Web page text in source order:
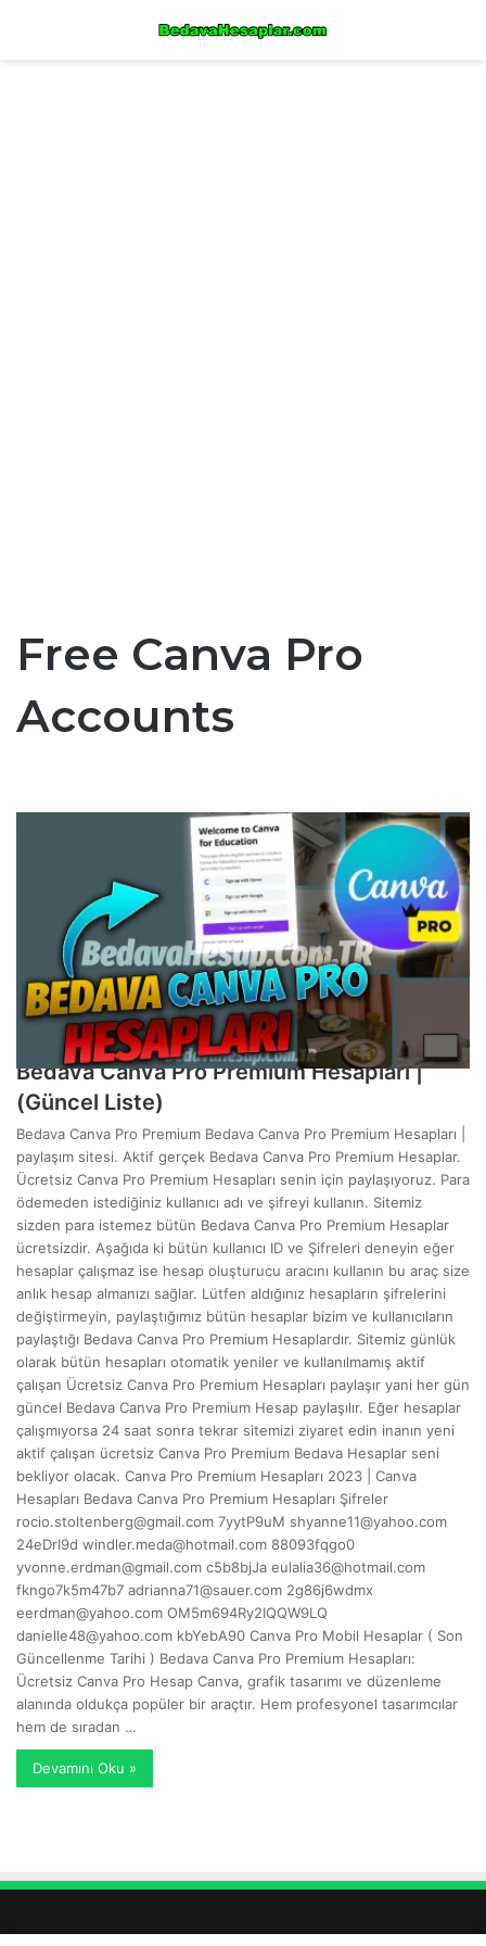
Free Canva Pro
Accounts
Mart 7, 2024
Bedava Canva Pro Premium Hesapları |
(Güncel Liste)
Bedava Canva Pro Premium Bedava Canva Pro Premium Hesapları |
paylaşım sitesi. Aktif gerçek Bedava Canva Pro Premium Hesaplar.
Ücretsiz Canva Pro Premium Hesapları senin için paylaşıyoruz. Para
ödemeden istediğiniz kullanıcı adı ve şifreyi kullanın. Sitemiz
sizden para istemez bütün Bedava Canva Pro Premium Hesaplar
ücretsizdir. Aşağıda ki bütün kullanıcı ID ve Şifreleri deneyin eğer
hesaplar çalışmaz ise hesap oluşturucu aracını kullanın bu araç size
anlık hesap almanızı sağlar. Lütfen aldığınız hesapların şifrelerini
değiştirmeyin, paylaştığımız bütün hesaplar bizim ve kullanıcıların
paylaştığı Bedava Canva Pro Premium Hesaplardır. Sitemiz günlük
olarak bütün hesapları otomatik yeniler ve kullanılmamış aktif
çalışan Ücretsiz Canva Pro Premium Hesapları paylaşır yani her gün
güncel Bedava Canva Pro Premium Hesap paylaşılır. Eğer hesaplar
çalışmıyorsa 24 saat sonra tekrar sitemizi ziyaret edin inanın yeni
aktif çalışan ücretsiz Canva Pro Premium Bedava Hesaplar seni
bekliyor olacak. Canva Pro Premium Hesapları 2023 | Canva
Hesapları Bedava Canva Pro Premium Hesapları Şifreler
rocio.stoltenberg@gmail.com 7yytP9uM shyanne11@yahoo.com
24eDrI9d windler.meda@hotmail.com 88093fqgo0
yvonne.erdman@gmail.com c5b8bjJa eulalia36@hotmail.com
fkngo7k5m47b7 adrianna71@sauer.com 2g86j6wdmx
eerdman@yahoo.com OM5m694Ry2IQQW9LQ
danielle48@yahoo.com kbYebA90 Canva Pro Mobil Hesaplar ( Son
Güncellenme Tarihi ) Bedava Canva Pro Premium Hesapları:
Ücretsiz Canva Pro Hesap Canva, grafik tasarımı ve düzenleme
alanında oldukça popüler bir araçtır. Hem profesyonel tasarımcılar
hem de sıradan …
Devamını Oku »